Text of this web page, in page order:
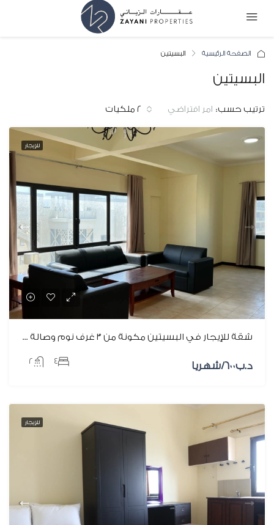
الصفحة الرئيسية البسيتين
البسيتين
٢ ملكيات ترتيب حسب: امر افتراضي
للإيجار
شقة للإيجار في البسيتين مكونة من ٣ غرف نوم وصالة ومطبخ
د.ب‎٦٠٠/شهريا ٤ ٢
للإيجار